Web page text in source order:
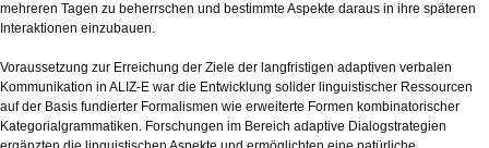
mehreren Tagen zu beherrschen und bestimmte Aspekte daraus in ihre späteren
Interaktionen einzubauen.
Voraussetzung zur Erreichung der Ziele der langfristigen adaptiven verbalen
Kommunikation in ALIZ-E war die Entwicklung solider linguistischer Ressourcen
auf der Basis fundierter Formalismen wie erweiterte Formen kombinatorischer
Kategorialgrammatiken. Forschungen im Bereich adaptive Dialogstrategien